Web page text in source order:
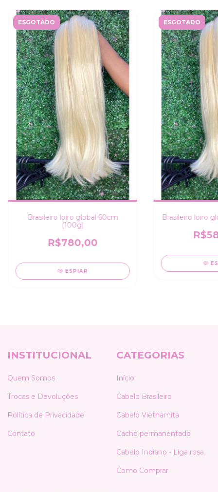
ESGOTADO
Brasileiro loiro global 60cm
(100g)
R$780,00
ESPIAR
ESGOTADO
Brasileiro loiro
INSTITUCIONAL
Quem Somos
Trocas e Devoluções
Política de Privacidade
Contato
CATEGORIAS
Início
Cabelo Brasileiro
Cabelo Vietnamita
Cacho permanentado
Cabelo Indiano - Liga rosa
Como Comprar